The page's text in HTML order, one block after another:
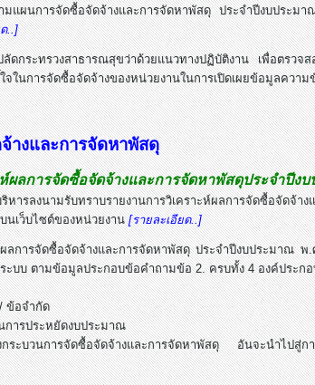
มแผนการจัดซื้อจัดจ้างและการจัดหาพัสดุ ประจำปีงบประม
..]
ดกระทรวงสาธารณสุขว่าด้วยแนวทางปฏิบัติงาน เพื่อตรวจ
ในการจัดซื้อจัดจ้างของหน่วยงานในการเปิดเผยข้อมูลคว
างและการจัดหาพัสดุ
ห์ผลการจัดซื้อจัดจ้างและการจัดหาพัสดุประจำปีง
รลงนามรับทราบรายงานการวิเคราะห์ผลการจัดซื้อจัดจ้า
นเว็บไซต์ของหน่วยงาน[รายละเอียด..]
ลการจัดซื้อจัดจ้างและการจัดหาพัสดุ ประจำปีงบประมาณ
ระบบ ตามข้อมูลประกอบข้อคำถามข้อ 2. ครบทั้ง 4 องค์ประก
ข้อจำกัด
การประหยัดงบประมาณ
ระบวนการจัดซื้อจัดจ้างและการจัดหาพัสดุ อันจะนำไปสู่ก